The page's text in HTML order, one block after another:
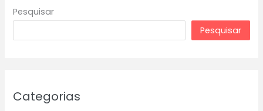
Pesquisar
Pesquisar
Categorias